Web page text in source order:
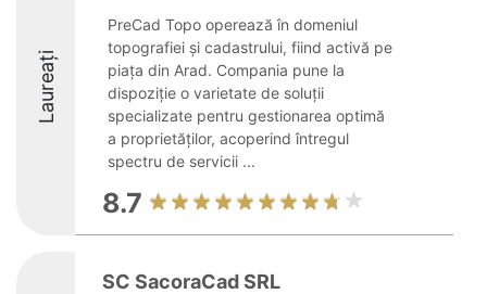
Laureați
PreCad Topo operează în domeniul
topografiei și cadastrului, fiind activă pe
piața din Arad. Compania pune la
dispoziție o varietate de soluții
specializate pentru gestionarea optimă
a proprietăților, acoperind întregul
spectru de servicii ...
8.7
SC SacoraCad SRL